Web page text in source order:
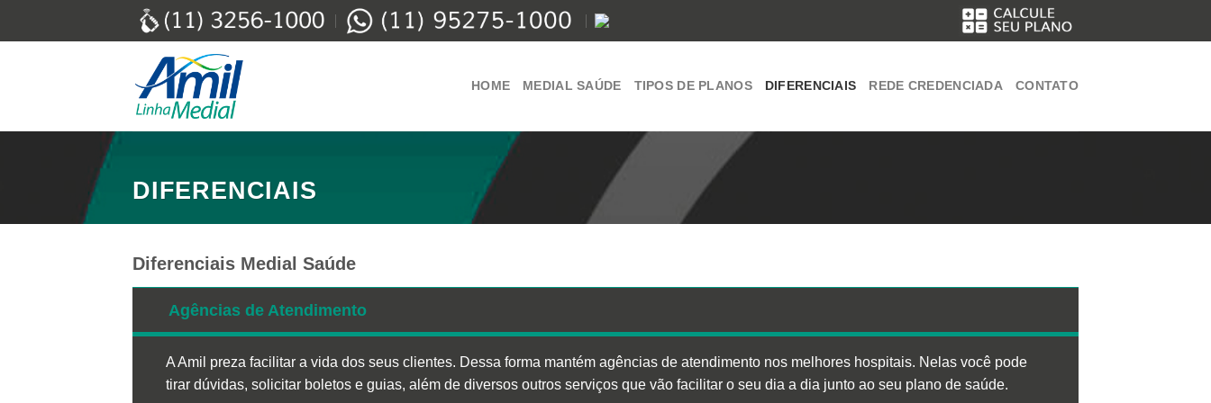
HOME MEDIAL SAÚDE TIPOS DE PLANOS DIFERENCIAIS REDE CREDENCIADA CONTATO
DIFERENCIAIS
Diferenciais Medial Saúde
Agências de Atendimento
A Amil preza facilitar a vida dos seus clientes. Dessa forma mantém agências de atendimento nos melhores hospitais. Nelas você pode
tirar dúvidas, solicitar boletos e guias, além de diversos outros serviços que vão facilitar o seu dia a dia junto ao seu plano de saúde.